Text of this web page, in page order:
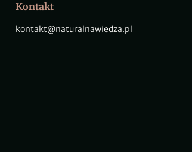
Kontakt
kontakt@naturalnawiedza.pl